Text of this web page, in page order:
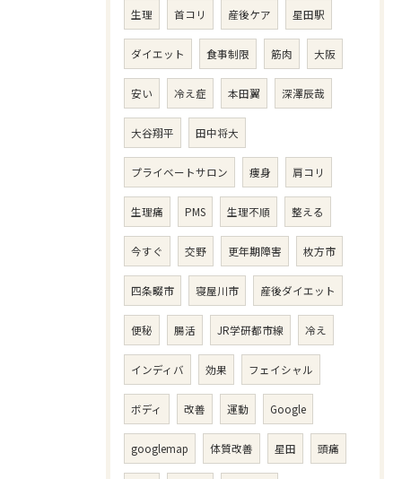
生理 首コリ 産後ケア 星田駅
ダイエット 食事制限 筋肉 大阪
安い 冷え症 本田翼 深澤辰哉
大谷翔平 田中将大
プライベートサロン 痩身 肩コリ
生理痛 PMS 生理不順 整える
今すぐ 交野 更年期障害 枚方市
四条畷市 寝屋川市 産後ダイエット
便秘 腸活 JR学研都市線 冷え
インディバ 効果 フェイシャル
ボディ 改善 運動 Google
googlemap 体質改善 星田 頭痛